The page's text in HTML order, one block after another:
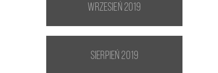
wrzesień 2019
sierpień 2019